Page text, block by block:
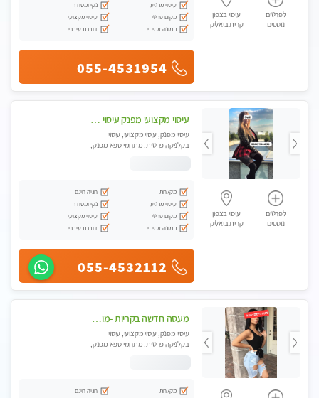
לפרטים
נוספים
עיסוי בצפון
קרית ביאליק
עיסוי מרגיע
נקי ומסודר
מקום פרטי
עיסוי מקצועי
תמונה אמיתית
דוברת עיברית
055-4531954
לפרטים
נוספים
עיסוי בצפון
קרית ביאליק
עיסוי מקצועי מפנק עיסוי עם אבנים חמות. מעסה עם תעודות. טיפול מרגיע משוחרר באווירה נעימה נקיה ומסודרת. יש חניה ומקלחת
עיסוי מפנק, עיסוי מקצועי, עיסוי
בקלניקה פרטית, מתחמי ספא מפנק,
מקלחת
חניה חינם
עיסוי מרגיע
נקי ומסודר
מקום פרטי
עיסוי מקצועי
תמונה אמיתית
דוברת עיברית
055-4532112
מעסה חדשה בקריות -מומלץ לחלוטין!! כל סוגי העיסויים מעסה מקצועית ואיכותית פרטי!! highly recommended..new in the city
עיסוי מפנק, עיסוי מקצועי, עיסוי
בקלניקה פרטית, מתחמי ספא מפנק,
מקלחת
חניה חינם